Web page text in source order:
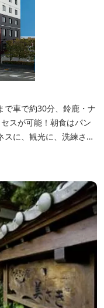
で車で約30分、鈴鹿・ナ
スが可能！朝食はパン
に、観光に、洗練され
さい。